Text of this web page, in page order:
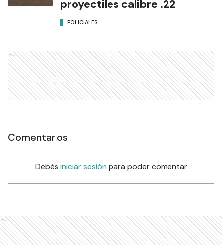
proyectiles calibre .22
POLICIALES
Ads
Comentarios
Debés iniciar sesión para poder comentar
Ads